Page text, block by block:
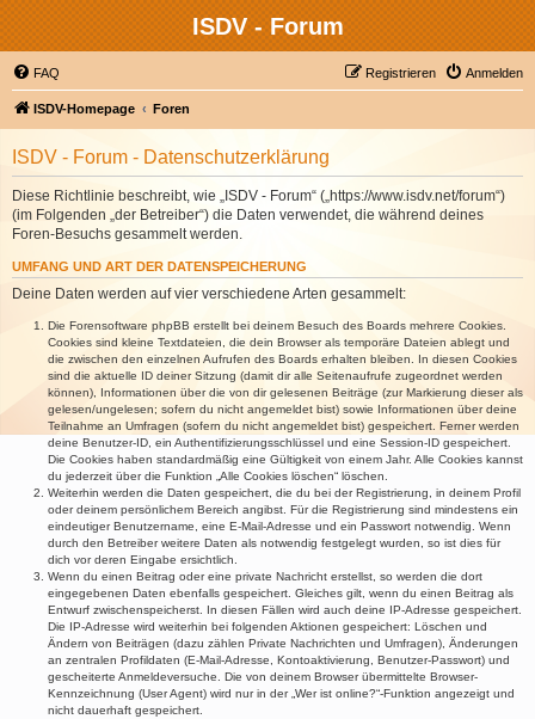
ISDV - Forum
FAQ Anmelden
Registrieren
ISDV-Homepage Foren
ISDV - Forum - Datenschutzerklärung
Diese Richtlinie beschreibt, wie „ISDV - Forum“ („https://www.isdv.net/forum“)
(im Folgenden „der Betreiber“) die Daten verwendet, die während deines
Foren-Besuchs gesammelt werden.
UMFANG UND ART DER DATENSPEICHERUNG
Deine Daten werden auf vier verschiedene Arten gesammelt:
Die Forensoftware phpBB erstellt bei deinem Besuch des Boards mehrere Cookies.
Cookies sind kleine Textdateien, die dein Browser als temporäre Dateien ablegt und
die zwischen den einzelnen Aufrufen des Boards erhalten bleiben. In diesen Cookies
sind die aktuelle ID deiner Sitzung (damit dir alle Seitenaufrufe zugeordnet werden
können), Informationen über die von dir gelesenen Beiträge (zur Markierung dieser als
gelesen/ungelesen; sofern du nicht angemeldet bist) sowie Informationen über deine
Teilnahme an Umfragen (sofern du nicht angemeldet bist) gespeichert. Ferner werden
deine Benutzer-ID, ein Authentifizierungsschlüssel und eine Session-ID gespeichert.
Die Cookies haben standardmäßig eine Gültigkeit von einem Jahr. Alle Cookies kannst
du jederzeit über die Funktion „Alle Cookies löschen“ löschen.
Weiterhin werden die Daten gespeichert, die du bei der Registrierung, in deinem Profil
oder deinem persönlichem Bereich angibst. Für die Registrierung sind mindestens ein
eindeutiger Benutzername, eine E-Mail-Adresse und ein Passwort notwendig. Wenn
durch den Betreiber weitere Daten als notwendig festgelegt wurden, so ist dies für
dich vor deren Eingabe ersichtlich.
Wenn du einen Beitrag oder eine private Nachricht erstellst, so werden die dort
eingegebenen Daten ebenfalls gespeichert. Gleiches gilt, wenn du einen Beitrag als
Entwurf zwischenspeicherst. In diesen Fällen wird auch deine IP-Adresse gespeichert.
Die IP-Adresse wird weiterhin bei folgenden Aktionen gespeichert: Löschen und
Ändern von Beiträgen (dazu zählen Private Nachrichten und Umfragen), Änderungen
an zentralen Profildaten (E-Mail-Adresse, Kontoaktivierung, Benutzer-Passwort) und
gescheiterte Anmeldeversuche. Die von deinem Browser übermittelte Browser-
Kennzeichnung (User Agent) wird nur in der „Wer ist online?“-Funktion angezeigt und
nicht dauerhaft gespeichert.